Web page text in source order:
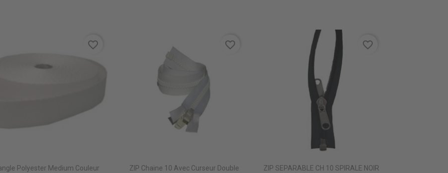
Polyester Medium Couleur
favorite_border
ZIP Chaine 10 Avec Curseur Double
favorite_border
ZIP SEPARABLE CH 10 SPIRALE NOIR
favorite_border